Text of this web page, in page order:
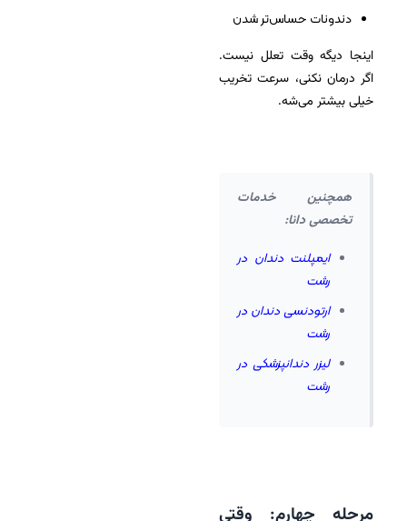
دندونات حساس‌تر شدن
اینجا دیگه وقت تعلل نیست.
اگر درمان نکنی، سرعت تخریب
خیلی بیشتر می‌شه.
همچنین خدمات
تخصصی دانا:
ایمپلنت دندان در
رشت
ارتودنسی دندان در
رشت
لیزر دندانپزشکی در
رشت
مرحله چهارم: وقتی